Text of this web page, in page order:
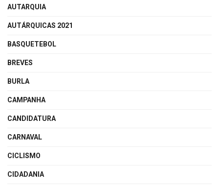
AUTARQUIA
AUTÁRQUICAS 2021
BASQUETEBOL
BREVES
BURLA
CAMPANHA
CANDIDATURA
CARNAVAL
CICLISMO
CIDADANIA